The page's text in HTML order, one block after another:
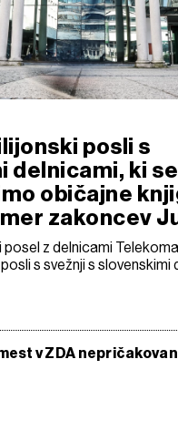
posli s
delnicami, ki se
običajne
zakoncev
z delnicami
s svežnji s slovenskimi
v ZDA